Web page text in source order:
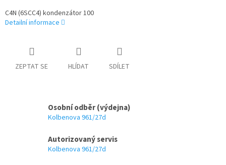
C4N (6SCC4) kondenzátor 100
Detailní informace
ZEPTAT SE HLÍDAT SDÍLET
Osobní odběr (výdejna)
Kolbenova 961/27d
Autorizovaný servis
Kolbenova 961/27d